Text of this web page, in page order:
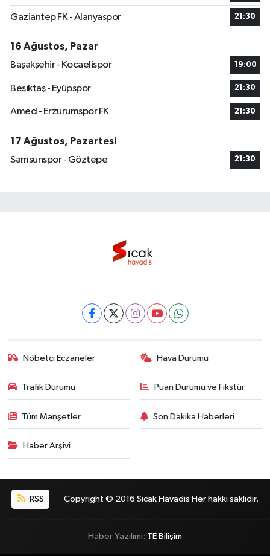
Gaziantep FK - Alanyaspor 21:30
16 Ağustos, Pazar
Başakşehir - Kocaelispor
19:00
Beşiktaş - Eyüpspor 21:30
Amed - Erzurumspor FK 21:30
17 Ağustos, Pazartesi
Samsunspor - Göztepe
21:30
Nöbetçi Eczaneler Hava Durumu
Trafik Durumu Puan Durumu ve Fikstür
Tüm Manşetler Son Dakika Haberleri
Haber Arşivi
RSS Copyright © 2016 Sıcak Havadis Her hakkı saklıdır.
Haber Yazılımı: TE Bilişim